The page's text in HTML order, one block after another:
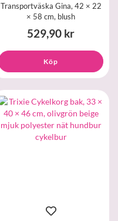
Transportväska Gina, 42 × 22
× 58 cm, blush
529,90 kr
Köp